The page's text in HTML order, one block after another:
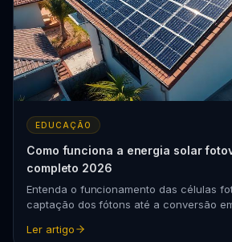
EDUCAÇÃO
Como funciona a energia solar
completo 2026
Entenda o funcionamento das células
captação dos fótons até a conversão
Ler artigo